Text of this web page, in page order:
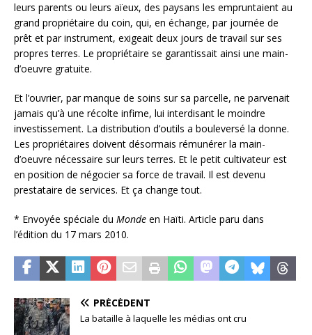
leurs parents ou leurs aïeux, des paysans les empruntaient au
grand propriétaire du coin, qui, en échange, par journée de
prêt et par instrument, exigeait deux jours de travail sur ses
propres terres. Le propriétaire se garantissait ainsi une main-
d’oeuvre gratuite.
Et l’ouvrier, par manque de soins sur sa parcelle, ne parvenait
jamais qu’à une récolte infime, lui interdisant le moindre
investissement. La distribution d’outils a bouleversé la donne.
Les propriétaires doivent désormais rémunérer la main-
d’oeuvre nécessaire sur leurs terres. Et le petit cultivateur est
en position de négocier sa force de travail. Il est devenu
prestataire de services. Et ça change tout.
* Envoyée spéciale du Monde en Haïti. Article paru dans
l’édition du 17 mars 2010.
PRÉCÉDENT
La bataille à laquelle les médias ont cru